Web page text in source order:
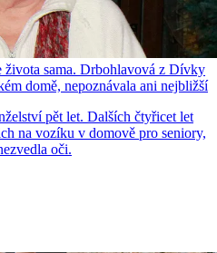
života sama. Drbohlavová z Dívky
domě, nepoznávala ani nejbližší
pět let. Dalších čtyřicet let
na vozíku v domově pro seniory,
oči.